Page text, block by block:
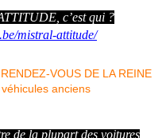
c’est qui ?
mistral-attitude/
de la plupart des voitures